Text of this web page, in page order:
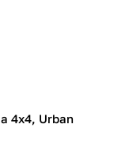
Нива 4х4, Urban